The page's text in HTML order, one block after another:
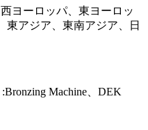
ヨーロッパ、東ヨーロッ
東アジア、東南アジア、日
Machine、DEK